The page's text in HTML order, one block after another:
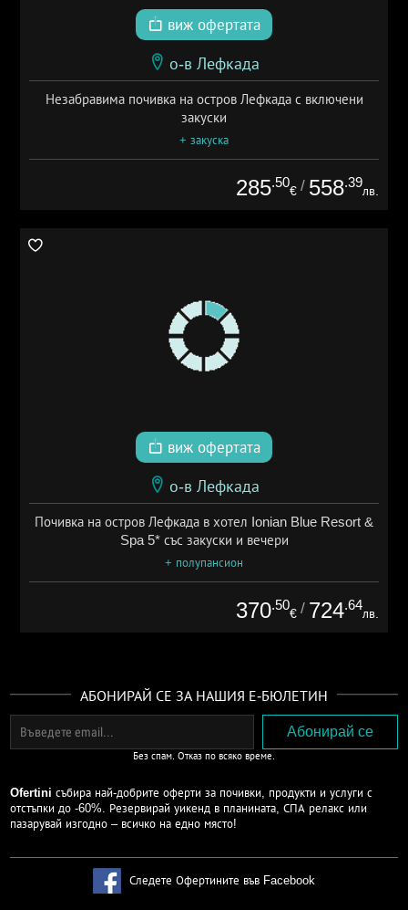
виж офертата
о-в Лефкада
Незабравима почивка на остров Лефкада с включени
закуски
+ закуска
285.50
€ / 558.39
лв.
виж офертата
о-в Лефкада
Почивка на остров Лефкада в хотел Ionian Blue Resort &
Spa 5* със закуски и вечери
+ полупансион
370.50
€ / 724.64
лв.
АБОНИРАЙ СЕ ЗА НАШИЯ Е-БЮЛЕТИН
Без спам. Отказ по всяко време.
Ofertini събира най-добрите оферти за почивки, продукти и услуги с
отстъпки до -60%. Резервирай уикенд в планината, СПА релакс или
пазарувай изгодно – всичко на едно място!
Следете Офертините във Facebook